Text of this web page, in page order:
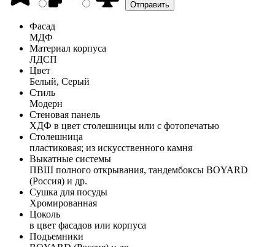
Фасад
МДФ
Материал корпуса
ЛДСП
Цвет
Белый, Серый
Стиль
Модерн
Стеновая панель
ХДФ в цвет столешницы или с фотопечатью
Столешница
пластиковая; из искусственного камня
Выкатные системы
ПВШ полного открывания, тандембоксы BOYARD
(Россия) и др.
Сушка для посуды
Хромированная
Цоколь
в цвет фасадов или корпуса
Подъемники